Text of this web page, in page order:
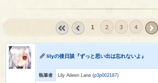
1 2 3 4
lilyの後日談『ずっと思い出は忘れないよ』
執筆者 Lily Aileen Lane (p3p002187)